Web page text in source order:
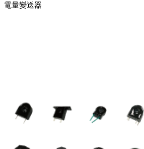
電量變送器